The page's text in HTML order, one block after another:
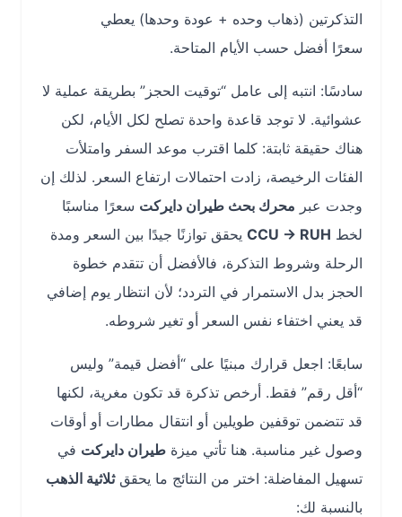
التذكرتين (ذهاب وحده + عودة وحدها) يعطي
سعرًا أفضل حسب الأيام المتاحة.
سادسًا: انتبه إلى عامل “توقيت الحجز” بطريقة عملية لا
عشوائية. لا توجد قاعدة واحدة تصلح لكل الأيام، لكن
هناك حقيقة ثابتة: كلما اقترب موعد السفر وامتلأت
الفئات الرخيصة، زادت احتمالات ارتفاع السعر. لذلك إن
وجدت عبرمحرك بحث طيران دايركتسعرًا مناسبًا
CCU → RUH يحقق توازنًا جيدًا بين السعر ومدة
الرحلة وشروط التذكرة، فالأفضل أن تتقدم خطوة
الحجز بدل الاستمرار في التردد؛ لأن انتظار يوم إضافي
قد يعني اختفاء نفس السعر أو تغير شروطه.
سابعًا: اجعل قرارك مبنيًا على “أفضل قيمة” وليس
“أقل رقم” فقط. أرخص تذكرة قد تكون مغرية، لكنها
قد تتضمن توقفين طويلين أو انتقال مطارات أو أوقات
وصول غير مناسبة. هنا تأتي ميزة طيران دايركتفي
تسهيل المفاضلة: اختر من النتائج ما يحقق ثلاثية الذهب
بالنسبة لك: